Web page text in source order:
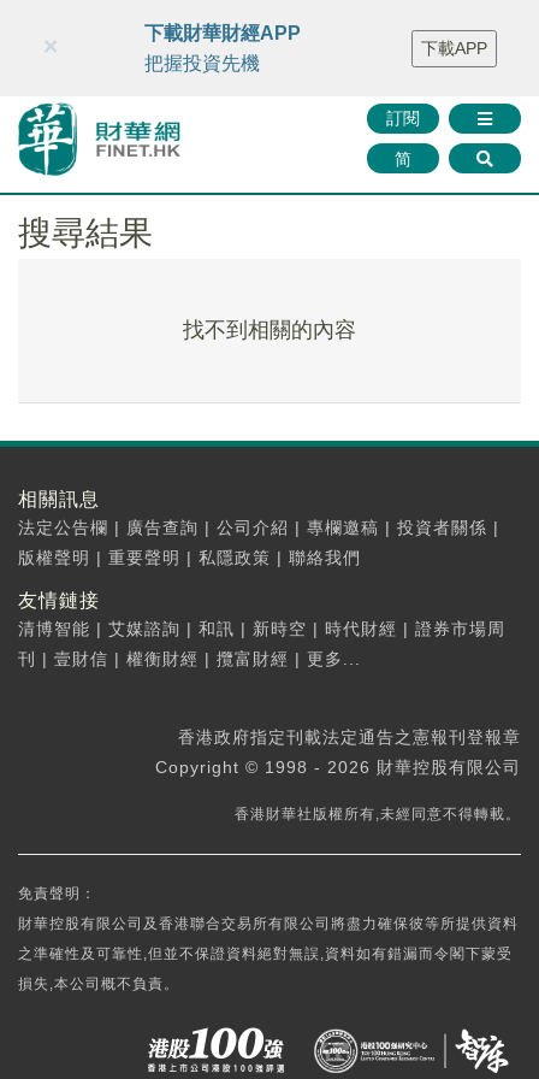
財華智庫網 FINTV FINMETA 財華證券 媒體矩陣
智庫沙龍
聯絡我們
訂閱
简
×
下載財華財經APP
把握投資先機
下載APP
搜尋結果
找不到相關的內容
相關訊息
法定公告欄 | 廣告查詢 | 公司介紹 | 專欄邀稿 | 投資者關係 |
版權聲明 | 重要聲明 | 私隱政策 | 聯絡我們
友情鏈接
清博智能 | 艾媒諮詢 | 和訊 | 新時空 | 時代財經 | 證券市場周
刊
| 壹財信 | 權衡財經 | 攬富財經 | 更多...
香港政府指定刊載法定通告之憲報刊登報章
Copyright © 1998 - 2026 財華控股有限公司
香港財華社版權所有,未經同意不得轉載。
免責聲明：
財華控股有限公司及香港聯合交易所有限公司將盡力確保彼等所提供資料
之準確性及可靠性,但並不保證資料絕對無誤,資料如有錯漏而令閣下蒙受
損失,本公司概不負責。